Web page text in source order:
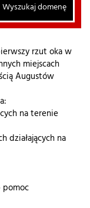
Wyszukaj domenę
rzut oka w
miejscach
Augustów
na terenie
działających na
pomoc